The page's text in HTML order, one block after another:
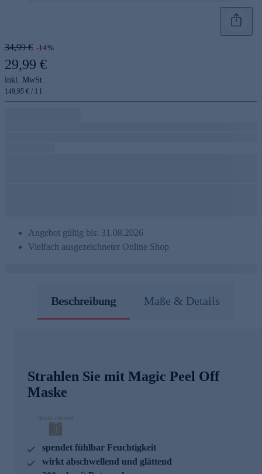
34,99 € -14%
29,99 €
inkl. MwSt.
149,95 € / 1 l
Angebot gültig bis: 31.08.2026
Vielfach ausgezeichneter Online Shop
Beschreibung Maße & Details
Strahlen Sie mit Magic Peel Off
Maske
spendet fühlbar Feuchtigkeit
wirkt abschwellend und glättend